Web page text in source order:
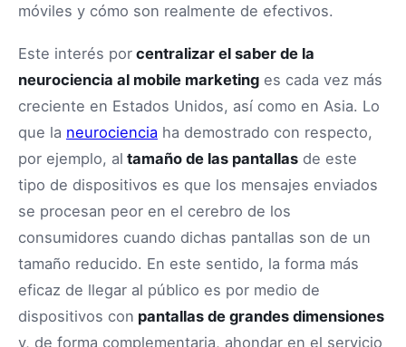
móviles y cómo son realmente de efectivos.
Este interés por centralizar el saber de la
neurociencia al mobile marketing es cada vez más
creciente en Estados Unidos, así como en Asia. Lo
que la neurociencia ha demostrado con respecto,
por ejemplo, al tamaño de las pantallas de este
tipo de dispositivos es que los mensajes enviados
se procesan peor en el cerebro de los
consumidores cuando dichas pantallas son de un
tamaño reducido. En este sentido, la forma más
eficaz de llegar al público es por medio de
dispositivos con pantallas de grandes dimensiones
y, de forma complementaria, ahondar en el servicio